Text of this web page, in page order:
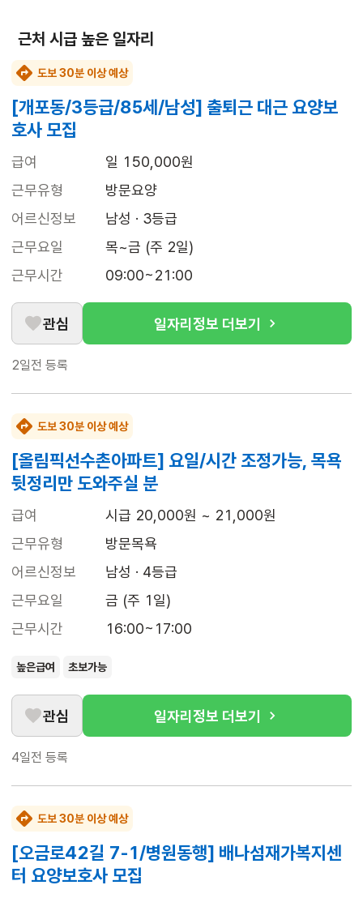
근처 시급 높은 일자리
도보 30분 이상 예상
[개포동/3등급/85세/남성] 출퇴근 대근 요양보
호사 모집
급여
일 150,000원
근무유형
방문요양
어르신정보
남성 · 3등급
근무요일
목~금 (주 2일)
근무시간
09:00~21:00
관심 일자리정보 더보기
2일전 등록
도보 30분 이상 예상
[올림픽선수촌아파트] 요일/시간 조정가능, 목욕
뒷정리만 도와주실 분
급여
시급 20,000원 ~ 21,000원
근무유형
방문목욕
어르신정보
남성 · 4등급
근무요일
금 (주 1일)
근무시간
16:00~17:00
높은급여 초보가능
관심 일자리정보 더보기
4일전 등록
도보 30분 이상 예상
[오금로42길 7-1/병원동행] 배나섬재가복지센
터 요양보호사 모집